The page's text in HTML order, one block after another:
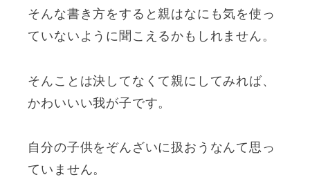
そんな書き方をすると親はなにも気を使っ
ていないように聞こえるかもしれません。
そんことは決してなくて親にしてみれば、
かわいいい我が子です。
自分の子供をぞんざいに扱おうなんて思っ
ていません。